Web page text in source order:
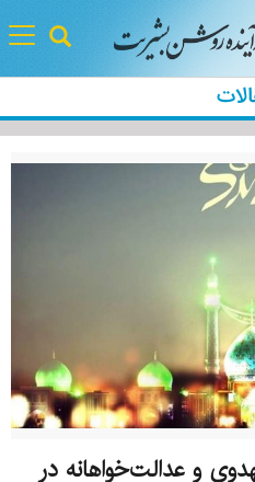
و عدالت‌خواهانه در